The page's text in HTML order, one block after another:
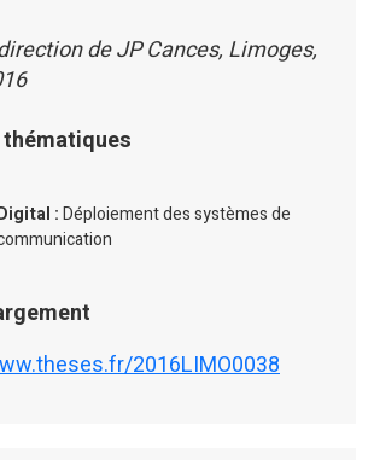
de JP Cances, Limoges,
:Déploiement des systèmes de
2016LIMO0038